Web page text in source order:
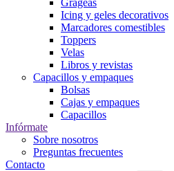
Grageas
Icing y geles decorativos
Marcadores comestibles
Toppers
Velas
Libros y revistas
Capacillos y empaques
Bolsas
Cajas y empaques
Capacillos
Infórmate
Sobre nosotros
Preguntas frecuentes
Contacto